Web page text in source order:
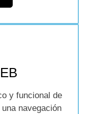
y funcional de
navegación